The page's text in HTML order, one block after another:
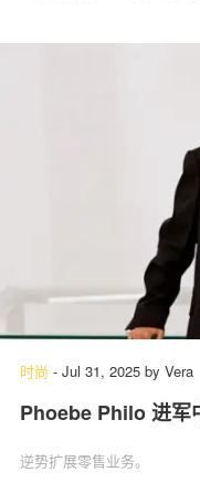
时尚 - Jul 31, 2025 by Vera
Phoebe Philo 进军
逆势扩展零售业务。